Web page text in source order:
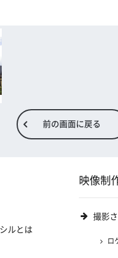
前の画面に戻る
ルとは
映像制
撮影
ロ